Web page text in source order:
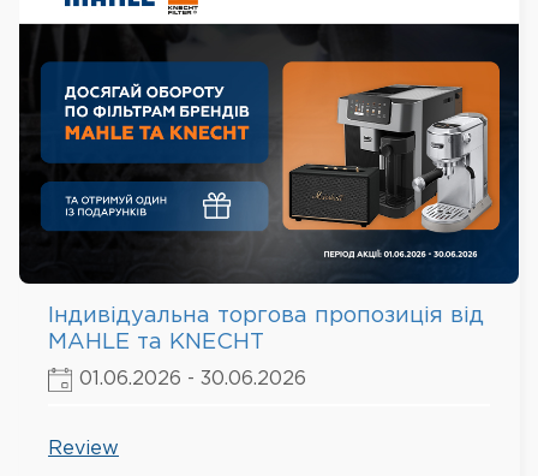
Індивідуальна торгова пропозиція від
MAHLE та KNECHT
01.06.2026 - 30.06.2026
Review